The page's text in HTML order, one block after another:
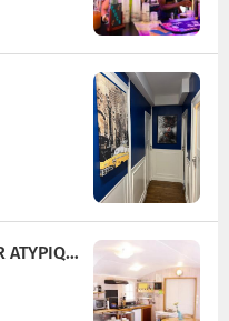
CHARMANTE PÉNICHE - SÉJOUR ATYPIQUE NANTES